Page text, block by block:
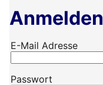
Anmelden